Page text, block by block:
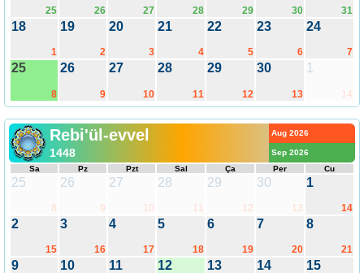
25 26 27 28 29 30 31
18
1
19
2
20
3
21
4
22
5
23
6
24
7
25
8
26
9
27
10
28
11
29
12
30
13
1
14
Rebi'ül-evvel
1448
Aug 2026
Sep 2026
Sa
Pz Pzt Sal Ça Per Cu
25
8
26
9
27
10
28
11
29
12
30
13
1
14
2
15
3
16
4
17
5
18
6
19
7
20
8
21
9 10 11 12 13 14 15